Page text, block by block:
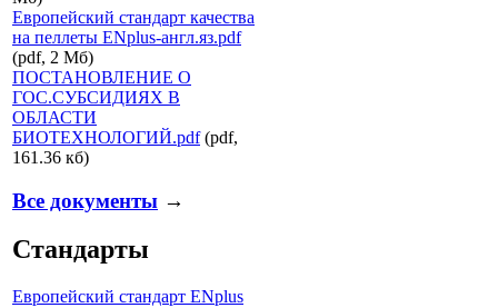
Европейский стандарт качества
на пеллеты ENplus-англ.яз.pdf
(pdf, 2 Мб)
ПОСТАНОВЛЕНИЕ О
ГОС.СУБСИДИЯХ В
ОБЛАСТИ
БИОТЕХНОЛОГИЙ.pdf(pdf,
161.36 кб)
Все документы →
Стандарты
Европейский стандарт ENplus